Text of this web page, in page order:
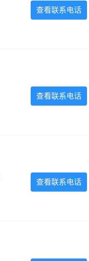
查看联系电话
查看联系电话
查看联系电话